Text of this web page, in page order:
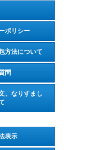
ポリシー
方法について
問
、なりすまし
表示